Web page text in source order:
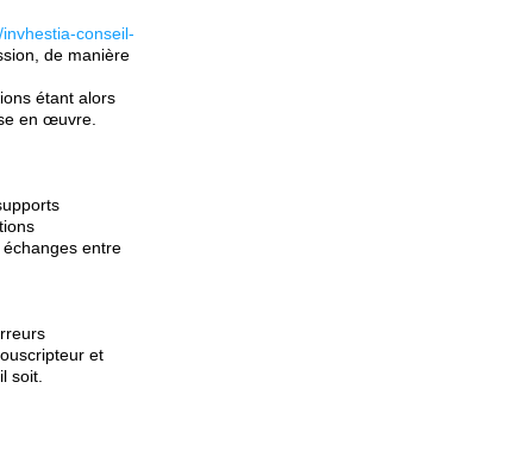
invhestia-conseil-
de manière
étant alors
en œuvre.
entre
et
soit.